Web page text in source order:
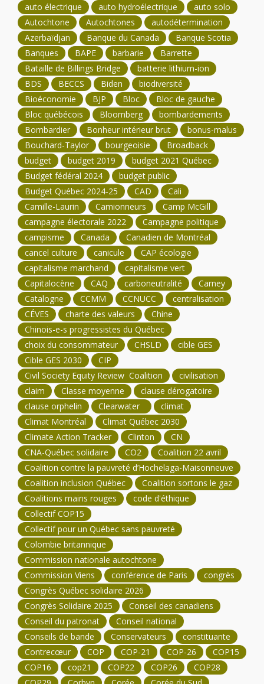
auto électrique auto hydroélectrique
auto solo
Autochtone
Autochtones
autodétermination
Azerbaïdjan
Banque du Canada
Banque Scotia
Banques
BAPE barbarie
Barrette
Bataille de Billings Bridge
batterie lithium-ion
BDS
BECCS Biden
biodiversité
Bioéconomie
BJP Bloc
Bloc de gauche
Bloc québécois
Bloomberg
bombardements
Bombardier
Bonheur intérieur brut
bonus-malus
Bouchard-Taylor
bourgeoisie
Broadback
budget
budget 2019
budget 2021 Québec
Budget fédéral 2024
budget public
Budget Québec 2024-25
CAD
Cali
Camille-Laurin
Camionneurs
Camp McGill
campagne électorale 2022
Campagne politique
campisme
Canada
Canadien de Montréal
cancel culture
canicule
CAP écologie
capitalisme marchand
capitalisme vert
Capitalocène
CAQ carboneutralité
Carney
Catalogne
CCMM CCNUCC
centralisation
CÉVES
charte des valeurs
Chine
Chinois-e-s progressistes du Québec
choix du consommateur
CHSLD
cible GES
Cible GES 2030
CIP
Civil Society Equity Review Coalition
civilisation
claim
Classe moyenne
clause dérogatoire
clause orphelin
Clearwater
climat
Climat Montréal
Climat Québec 2030
Climate Action Tracker
Clinton
CN
CNA-Québec solidaire
CO2
Coalition 22 avril
Coalition contre la pauvreté d’Hochelaga-Maisonneuve
Coalition inclusion Québec
Coalition sortons le gaz
Coalitions mains rouges
code d'éthique
Collectif COP15
Collectif pour un Québec sans pauvreté
Colombie britannique
Commission nationale autochtone
Commission Viens
conférence de Paris
congrès
Congrès Québec solidaire 2026
Congrès Solidaire 2025
Conseil des canadiens
Conseil du patronat
Conseil national
Conseils de bande
Conservateurs
constituante
Contrecœur
COP COP-21 COP-26
COP15
COP16
cop21 COP22 COP26
COP28